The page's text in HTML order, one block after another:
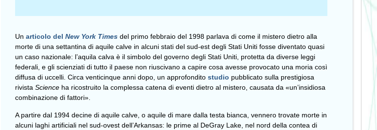
Un articolo del New York Times del primo febbraio del 1998 parlava di come il mistero dietro alla
morte di una settantina di aquile calve in alcuni stati del sud-est degli Stati Uniti fosse diventato quasi
un caso nazionale: l’aquila calva è il simbolo del governo degli Stati Uniti, protetta da diverse leggi
federali, e gli scienziati di tutto il paese non riuscivano a capire cosa avesse provocato una moria così
diffusa di uccelli. Circa venticinque anni dopo, un approfondito studio pubblicato sulla prestigiosa
rivista Science ha ricostruito la complessa catena di eventi dietro al mistero, causata da «un’insidiosa
combinazione di fattori».
A partire dal 1994 decine di aquile calve, o aquile di mare dalla testa bianca, vennero trovate morte in
alcuni laghi artificiali nel sud-ovest dell’Arkansas: le prime al DeGray Lake, nel nord della contea di